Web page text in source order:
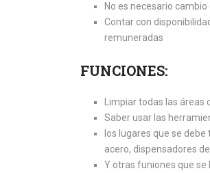
No es necesario
Contar con
remuneradas
FUNCIONES:
Limpiar todas las
Saber usar las
los lugares que se
acero, dispensadores
Y otras funiones que